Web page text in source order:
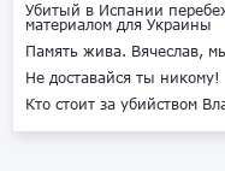
Убитый в Испании
материалом для Украины
Память жива. Вячеслав,
Не доставайся ты никому!
Кто стоит за убийством